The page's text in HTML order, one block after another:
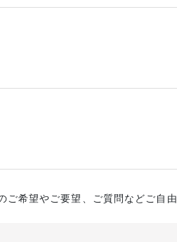
ご希望やご要望、ご質問などご自由